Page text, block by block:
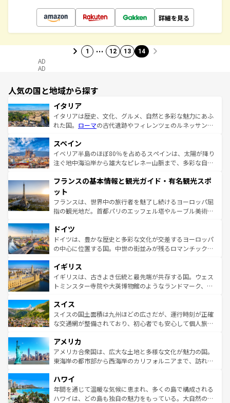
詳細を見る
1 … 12 13 14
AD
AD
人気の国と地域から探す
イタリア
イタリアは歴史、文化、グルメ、自然と多彩な魅力にあふ
れた国。 ローマの古代遺跡やフィレンツェのルネッサンス
ろん、トスカーナの美しい田園風景やアマルフィ海岸の絶
景など、自然景観も見逃せない。観光の合間には、本場の
ピザやパスタなど、絶品のイタリア料理を堪能することも
ませてくれるイタリアで、忘れられない旅をしてみよう！
なお、新着のイタリア情報は
しい。
スペイン
イベリア半島のほぼ80％を占めるスペインは、太陽が降り
注ぐ地中海沿岸から雄大なピレネー山脈まで、多彩な自然
文化が根付くこの国では、情熱的なフラメンコ、熱気あふ
れる闘牛、そして美味しいタパスが生活の一部となってい
る。首都マドリードの洗練された雰囲気や、バルセロナの
アートに溢れた街角から、地方では古代ローマ遺跡や中世
せる。地方によって風土や気候が異なるスペインはその個
性で訪れる人を魅了する。 なお、新着のスペイン情報は コ
ンテンツ一覧を参照してほしい。
フランスの基本情報と観光ガイド・有名観光スポ
ット
フランスは、世界中の旅行者を魅了し続けるヨーロッパ屈
指の観光地だ。首都パリのエッフェル塔やルーブル美術館
で、幅広い魅力が詰まっている。華麗な宮殿、歴史的な大
聖堂、美しいビーチ、そして豊かな自然が、訪れる者を心
から魅了する。また、フランスは美食の国としても知ら
いる。シャンパンの発祥地であるランス、プロヴァンスの
香り高いラベンダー畑など、多彩な楽しみ方が可能だ。さ
らに、パリ以外の地域にも魅力が溢れており、どの街角に
れる地方に足を運ぶとそれぞれで全く異なる文化を体験で
きるだろう。 なお、新着のフランス情報はコンテンツ一覧
を参照してほしい。
ドイツ
ドイツは、豊かな歴史と多彩な文化が交差するヨーロッパ
の中心に位置する国。中世の街並みが残るロマンチック街
顔を持つこの国は、どこを歩いても飽きることがない。ベ
ルリンの文化的活気、バイエルン州のアルプスの絶景、そ
してライン川沿いのワイン畑といった風景は必見。ビール
は、お酒好きな人にはぜひ体験してほしい。 なお、新着の
ドイツ情報はコンテンツ一覧を参照してほしい。
イギリス
イギリスは、古きよき伝統と最先端が共存する国。ウェス
トミンスター寺院や大英博物館のようなランドマーク、歴
リアごとに異なる魅力がある。また、優雅なアフタヌーン
ティー、ビール好きにはたまらない英国パブ、サッカー観
戦など、本場だからこそできる体験も豊富。イギリスを旅
ンツ一覧を参照してほしい。
スイス
スイスの国土面積は九州ほどの広さだが、運行時刻が正確
な交通網が整備されており、初心者でも安心して個人旅行
の建物がそのまま残る町や、スイスならではのユニークな
博物館もあり、アルプス観光だけでなく町歩きも満喫する
ことができる。国民の所得が高いため物価も高いが、旅行
ば市内交通費無料で観光を楽しむこともできる。 なお、新
着のスイス情報はコンテンツ一覧 を参照してほしい。
アメリカ
アメリカ合衆国は、広大な土地と多様な文化が魅力の国。
東海岸の都市部から西海岸のカリフォルニアまで、訪れる
のような巨大都市は、観光、ショッピング、エンターテイ
ンメントが詰まった刺激的なスポットだ。一方、アメリカ
西部には大自然が広がり、グランドキャニオンやイエロー
ハワイ
年間を通じて温暖な気候に恵まれ、多くの島で構成される
ハワイは、どの島も独自の魅力をもっている。大自然の神